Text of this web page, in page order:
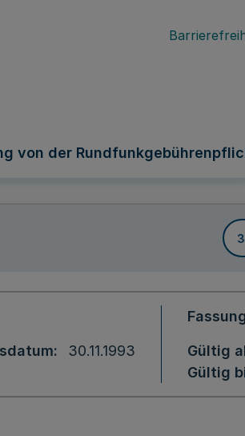
von der
30.11.1993 Gültig
Gültig